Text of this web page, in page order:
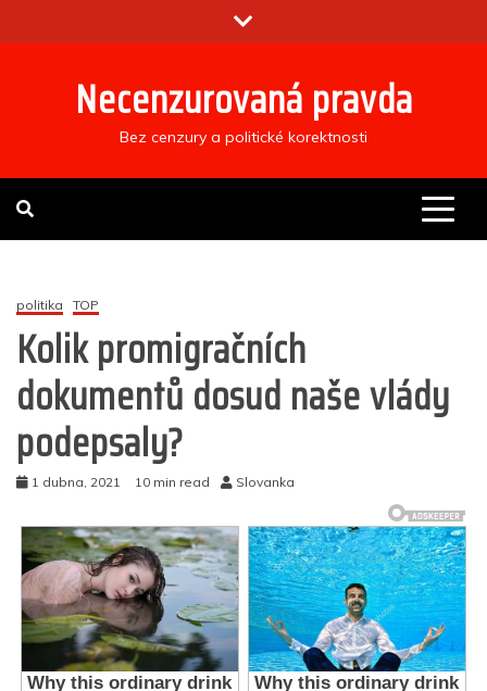
to
Necenzurovaná pravda
Bez cenzury a politické korektnosti
politika TOP
Kolik promigračních
dokumentů dosud naše vlády
podepsaly?
1 dubna, 2021 10 min read Slovanka